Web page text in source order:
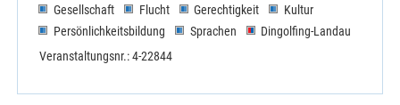
Gesellschaft Flucht Gerechtigkeit
Kultur
Persönlichkeitsbildung
Sprachen
Dingolfing-Landau
Veranstaltungsnr.: 4-22844